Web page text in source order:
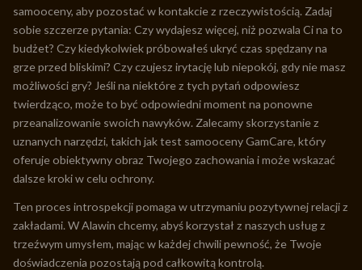
samooceny, aby pozostać w kontakcie z rzeczywistością. Zadaj
sobie szczerze pytania: Czy wydajesz więcej, niż pozwala Ci na to
budżet? Czy kiedykolwiek próbowałeś ukryć czas spędzany na
grze przed bliskimi? Czy czujesz irytację lub niepokój, gdy nie masz
możliwości gry? Jeśli na niektóre z tych pytań odpowiesz
twierdząco, może to być odpowiedni moment na ponowne
przeanalizowanie swoich nawyków. Zalecamy skorzystanie z
uznanych narzędzi, takich jak test samooceny GamCare, który
oferuje obiektywny obraz Twojego zachowania i może wskazać
dalsze kroki w celu ochrony.
Ten proces introspekcji pomaga w utrzymaniu pozytywnej relacji z
zakładami. W Alawin chcemy, abyś korzystał z naszych usług z
trzeźwym umysłem, mając w każdej chwili pewność, że Twoje
doświadczenia pozostają pod całkowitą kontrolą.